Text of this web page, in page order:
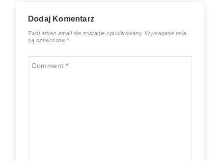
Dodaj Komentarz
Twój adres email nie zostanie opublikowany. Wymagane pola
są oznaczone *
Comment *